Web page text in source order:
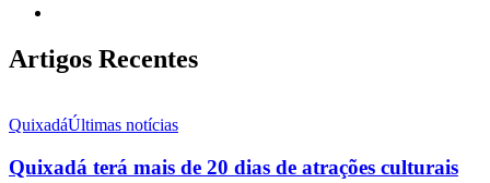
Artigos Recentes
QuixadáÚltimas notícias
Quixadá terá mais de 20 dias de atrações culturais